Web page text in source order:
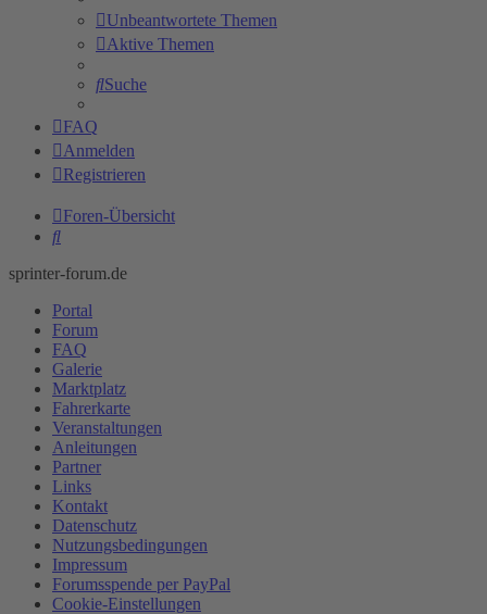
Unbeantwortete Themen
Aktive Themen
Suche
FAQ
Anmelden
Registrieren
Foren-Übersicht
Suche
sprinter-forum.de
Portal
Forum
FAQ
Galerie
Marktplatz
Fahrerkarte
Veranstaltungen
Anleitungen
Partner
Links
Kontakt
Datenschutz
Nutzungsbedingungen
Impressum
Forumsspende per PayPal
Cookie-Einstellungen